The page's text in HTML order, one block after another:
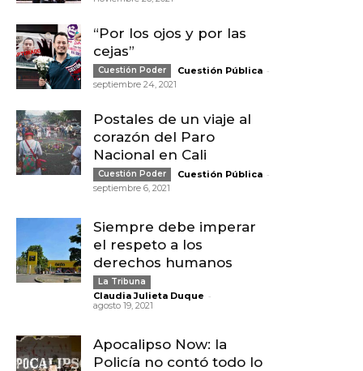
“Por los ojos y por las
cejas”
Cuestión Poder Cuestión Pública -
septiembre 24, 2021
Postales de un viaje al
corazón del Paro
Nacional en Cali
Cuestión Poder Cuestión Pública -
septiembre 6, 2021
Siempre debe imperar
el respeto a los
derechos humanos
La Tribuna
Claudia Julieta Duque -
agosto 19, 2021
Apocalipso Now: la
Policía no contó todo lo